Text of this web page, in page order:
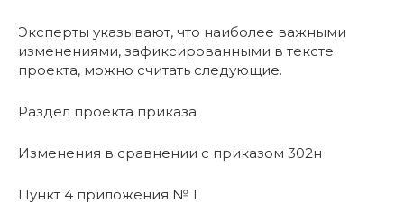
Эксперты указывают, что наиболее важными
изменениями, зафиксированными в тексте
проекта, можно считать следующие.
Раздел проекта приказа
Изменения в сравнении с приказом 302н
Пункт 4 приложения № 1